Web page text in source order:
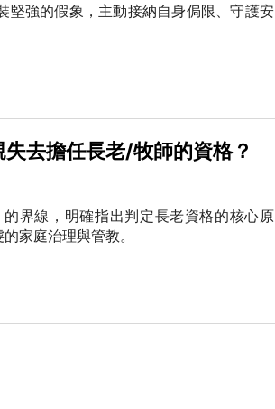
堅強的假象，主動接納自身侷限、守護安
去擔任長老/牧師的資格？
界線，明確指出判定長老資格的核心原
家庭治理與管教。